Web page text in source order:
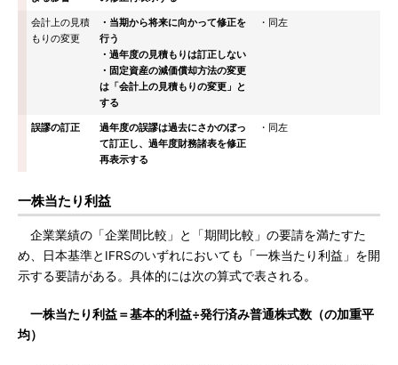
会計上の見積
もりの変更
・当期から将来に向かって修正を
行う
・過年度の見積もりは訂正しない
・固定資産の減価償却方法の変更
は「会計上の見積もりの変更」と
する
・同左
誤謬の訂正
過年度の誤謬は過去にさかのぼっ
て訂正し、過年度財務諸表を修正
再表示する
・同左
一株当たり利益
企業業績の「企業間比較」と「期間比較」の要請を満たすた
め、日本基準とIFRSのいずれにおいても「一株当たり利益」を開
示する要請がある。具体的には次の算式で表される。
一株当たり利益＝基本的利益÷発行済み普通株式数（の加重平
均）